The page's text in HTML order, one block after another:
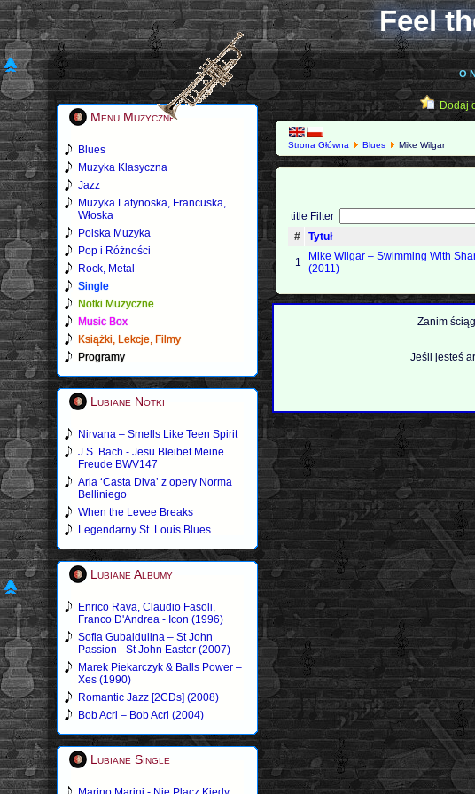
Feel
O
Menu Muzyczne
Blues
Muzyka Klasyczna
Jazz
Muzyka Latynoska, Francuska,
Włoska
Polska Muzyka
Pop i Różności
Rock, Metal
Single
Notki Muzyczne
Music Box
Książki, Lekcje, Filmy
Programy
Lubiane Notki
Nirvana – Smells Like Teen Spirit
J.S. Bach - Jesu Bleibet Meine
Freude BWV147
Aria ‘Casta Diva’ z opery Norma
Belliniego
When the Levee Breaks
Legendarny St. Louis Blues
Lubiane Albumy
Enrico Rava, Claudio Fasoli,
Franco D'Andrea - Icon (1996)
Sofia Gubaidulina – St John
Passion - St John Easter (2007)
Marek Piekarczyk & Balls Power –
Xes (1990)
Romantic Jazz [2CDs] (2008)
Bob Acri – Bob Acri (2004)
Lubiane Single
Dodaj
Strona Główna Blues Mike Wilgar
title Filter
#
Tytuł
1
Mike Wilgar – Swimming With
(2011)
Zanim
Jeśli jesteś